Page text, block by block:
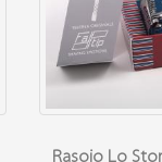
Rasoio Lo